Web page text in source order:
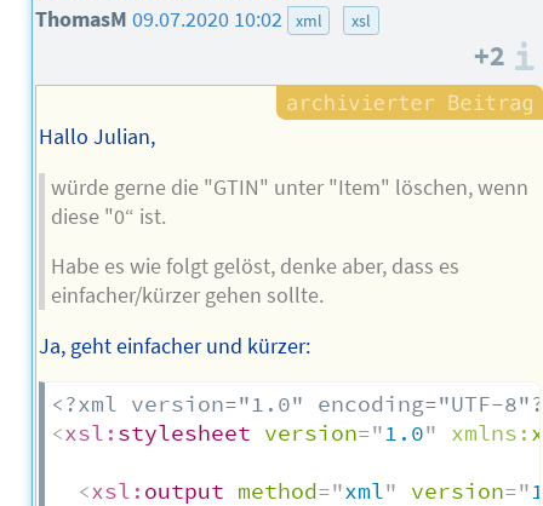
ThomasM09.07.2020 10:02 xml xsl
+2
Hallo Julian,
würde gerne die "GTIN" unter "Item" löschen, wenn
diese "0“ ist.
Habe es wie folgt gelöst, denke aber, dass es
einfacher/kürzer gehen sollte.
Ja, geht einfacher und kürzer:
<?xml version="1.0" encoding="UTF-
<xsl: stylesheet version="1.0" xmlns:
<xsl: output method="xml" version="